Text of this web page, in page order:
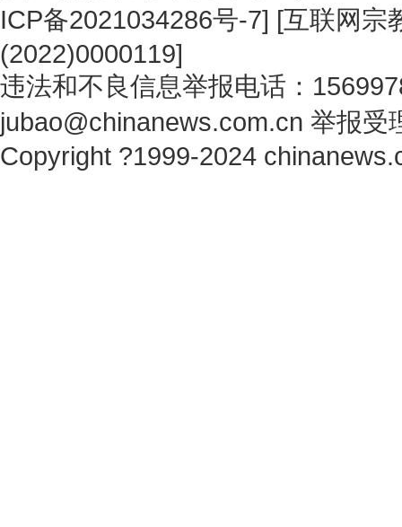
ICP备2021034286号-7] [互联网宗
(2022)0000119]
违法和不良信息举报电话：
jubao@chinanews.com.cn 举报受
Copyright ?1999-2024